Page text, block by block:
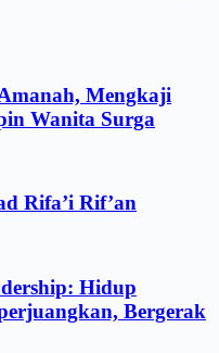
Mengkaji
Wanita Surga
Rifa’i Rif’an
Hidup
Bergerak